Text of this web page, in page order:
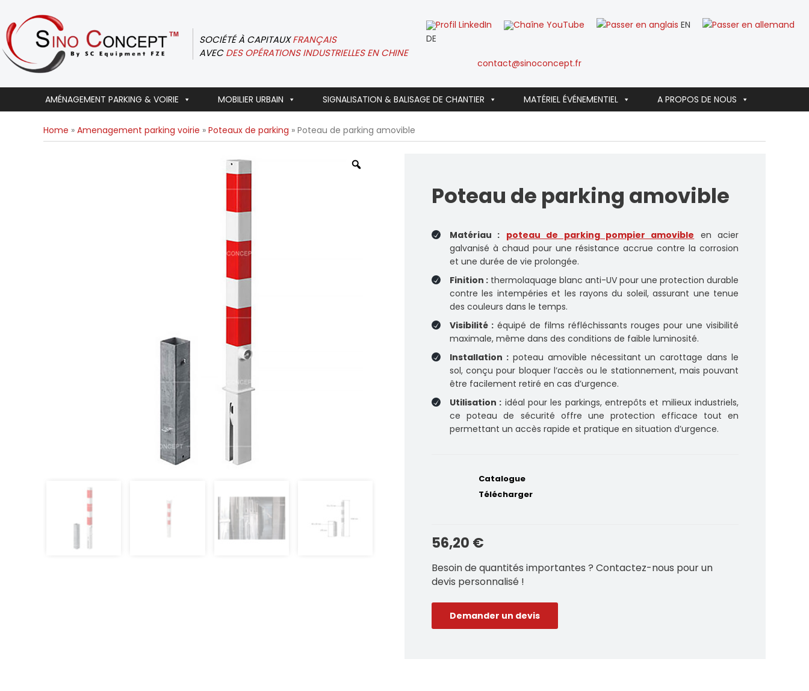
content
SOCIÉTÉ À CAPITAUXFRANÇAIS
AVECDES OPÉRATIONS INDUSTRIELLES EN CHINE
EN
DE
contact@sinoconcept.fr
AMÉNAGEMENT PARKING & VOIRIE MOBILIER URBAIN SIGNALISATION & BALISAGE DE CHANTIER MATÉRIEL ÉVÉNEMENTIEL A PROPOS DE NOUS
Home » Amenagement parking voirie » Poteaux de parking » Poteau de parking amovible
Poteau de parking amovible
Matériau : poteau de parking pompier amovible en acier
galvanisé à chaud pour une résistance accrue contre la corrosion
et une durée de vie prolongée.
Finition : thermolaquage blanc anti-UV pour une protection durable
contre les intempéries et les rayons du soleil, assurant une tenue
des couleurs dans le temps.
Visibilité : équipé de films réfléchissants rouges pour une visibilité
maximale, même dans des conditions de faible luminosité.
Installation :poteau amovible nécessitant un carottage dans le
sol, conçu pour bloquer l’accès ou le stationnement, mais pouvant
être facilement retiré en cas d’urgence.
Utilisation : idéal pour les parkings, entrepôts et milieux industriels,
ce poteau de sécurité offre une protection efficace tout en
permettant un accès rapide et pratique en situation d’urgence.
Catalogue
Télécharger
56,20 €
Besoin de quantités importantes ? Contactez-nous pour un
devis personnalisé !
Demander un devis